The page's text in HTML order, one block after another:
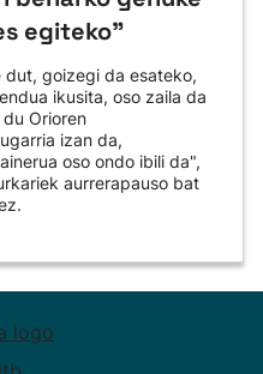
egiteko"
goizegi da esateko,
ikusita, oso zaila da
Orioren
izan da,
oso ondo ibili da",
aurrerapauso bat